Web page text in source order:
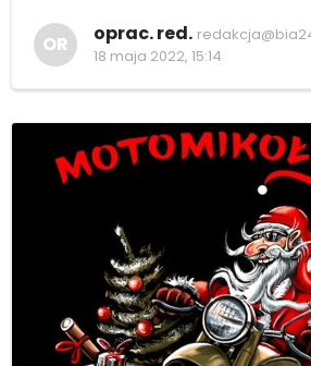
OR oprac. red.
18 maja 2022, 15:14